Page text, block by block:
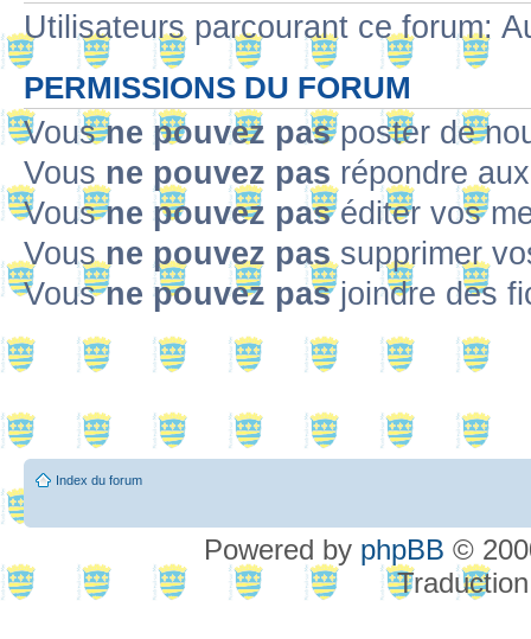
Utilisateurs parcourant ce forum:
PERMISSIONS DU FORUM
Vousne pouvez pasposter de
Vous ne pouvez pas répondre
Vousne pouvez paséditer vos
Vousne pouvez passupprimer
Vousne pouvez pasjoindre des
Index du forum
Powered by phpBB ©